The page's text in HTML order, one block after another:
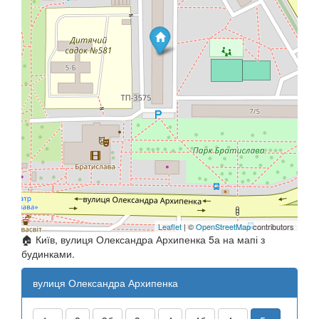
Leaflet| ©OpenStreetMapcontributors
🏠 Київ, вулиця Олександра Архипенка 5а на мапі з
будинками.
вулиця Олександра Архипенка